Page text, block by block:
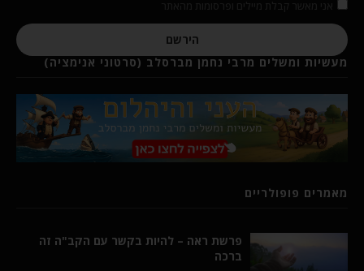
הירשם
מעשיות ומשלים מרבי נחמן מברסלב (סרטוני אנימציה)
מאמרים פופולריים
פרשת ראה – להיות בקשר עם הקב"ה זה
ברכה